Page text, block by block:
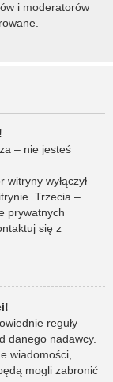
i moderatorów
– nie jesteś
wyłączył
Trzecia –
prywatnych
się z
reguły
danego nadawcy.
wiadomości,
mogli zabronić